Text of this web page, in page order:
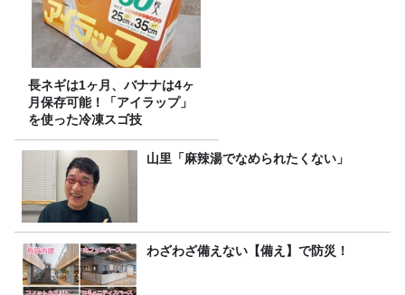
長ネギは1ヶ月、バナナは4ヶ
月保存可能！「アイラップ」
を使った冷凍スゴ技
山里「麻辣湯でなめられたくない」
わざわざ備えない【備え】で防災！